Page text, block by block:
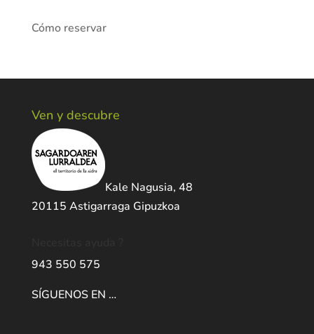
Cómo reservar
Ven y descubre
Kale Nagusia, 48
20115 Astigarraga Gipuzkoa
943 550 575
SÍGUENOS EN …